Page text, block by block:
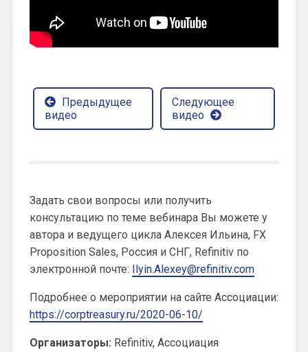
Предыдущее
видео
Следующее
видео
Задать свои вопросы или получить
консультацию по теме вебинара Вы можете у
автора и ведущего цикла Алексея Ильина, FX
Proposition Sales, Россия и СНГ, Refinitiv по
электронной почте: Ilyin.Alexey@refinitiv.com​​​​​​​
Подробнее о мероприятии на сайте Ассоциации:
https://corptreasury.ru/2020-06-10/
Организаторы: Refinitiv, Ассоциация